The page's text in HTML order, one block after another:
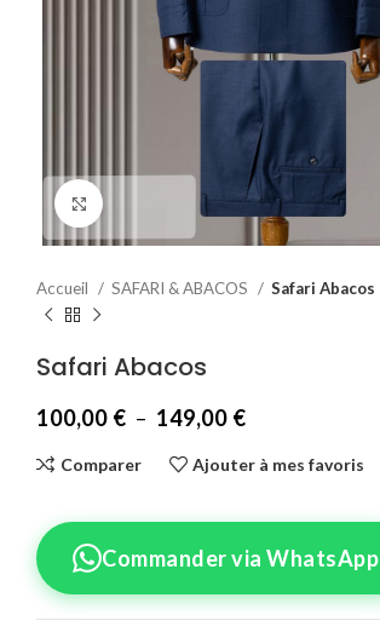
Accueil SAFARI & ABACOS Safari Abacos
Safari Abacos
100,00 € – 149,00 €
Comparer Ajouter à mes favoris
Commander via WhatsApp